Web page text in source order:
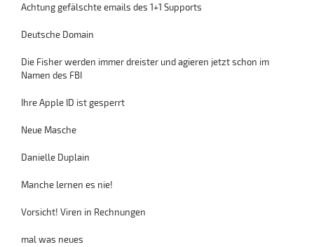
Achtung gefälschte emails des 1+1 Supports
Deutsche Domain
Die Fisher werden immer dreister und agieren jetzt schon im
Namen des FBI
Ihre Apple ID ist gesperrt
Neue Masche
Danielle Duplain
Manche lernen es nie!
Vorsicht! Viren in Rechnungen
mal was neues